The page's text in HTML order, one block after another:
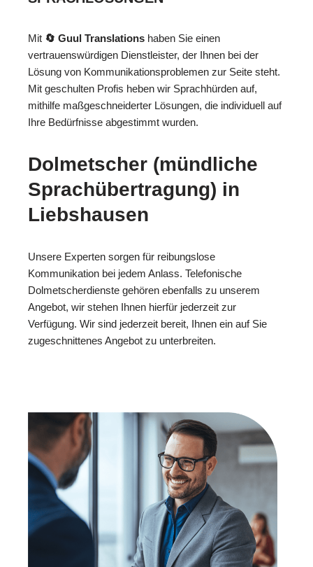
Mit 🔄 Guul Translations haben Sie einen
vertrauenswürdigen Dienstleister, der Ihnen bei der
Lösung von Kommunikationsproblemen zur Seite steht.
Mit geschulten Profis heben wir Sprachhürden auf,
mithilfe maßgeschneiderter Lösungen, die individuell auf
Ihre Bedürfnisse abgestimmt wurden.
Dolmetscher (mündliche
Sprachübertragung) in
Liebshausen
Unsere Experten sorgen für reibungslose
Kommunikation bei jedem Anlass. Telefonische
Dolmetscherdienste gehören ebenfalls zu unserem
Angebot, wir stehen Ihnen hierfür jederzeit zur
Verfügung. Wir sind jederzeit bereit, Ihnen ein auf Sie
zugeschnittenes Angebot zu unterbreiten.